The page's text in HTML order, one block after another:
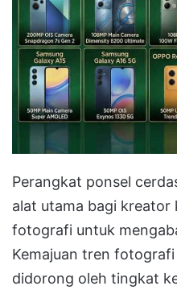
Perangkat ponsel
alat utama bagi
fotografi untuk
Kemajuan tren
didorong oleh tingkat